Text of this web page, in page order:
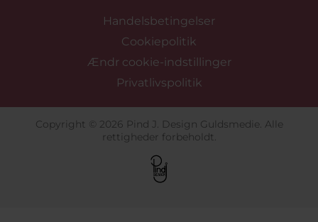
Handelsbetingelser
Cookiepolitik
Ændr cookie-indstillinger
Privatlivspolitik
Copyright © 2026 Pind J. Design Guldsmedie. Alle
rettigheder forbeholdt.